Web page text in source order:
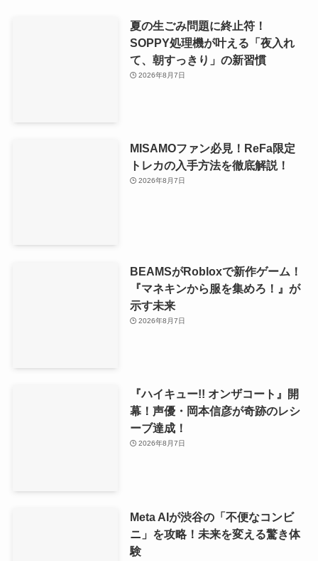
夏の生ごみ問題に終止符！
SOPPY処理機が叶える「夜入れ
て、朝すっきり」の新習慣
2026年8月7日
MISAMOファン必見！ReFa限定
トレカの入手方法を徹底解説！
2026年8月7日
BEAMSがRobloxで新作ゲーム！
『マネキンから服を集めろ！』が
示す未来
2026年8月7日
『ハイキュー!! オンザコート』開
幕！声優・岡本信彦が奇跡のレシ
ーブ達成！
2026年8月7日
Meta AIが渋谷の「不便なコンビ
ニ」を攻略！未来を変える驚き体
験